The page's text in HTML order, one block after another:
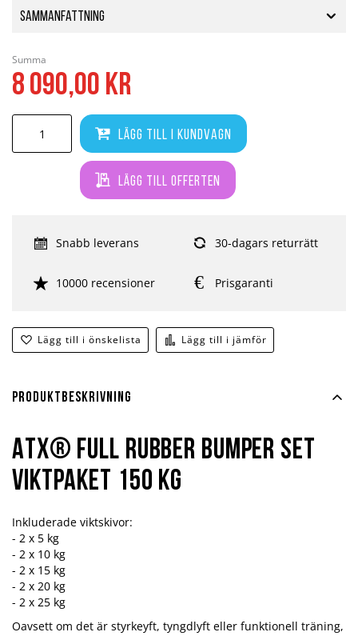
Lägg till i önskelista Lägg till i jämför
Snabb leverans 30-dagars returrätt
10000 recensioner Prisgaranti
Sammanfattning
Lägg till i kundvagn
Lägg till offerten
Summa
8 090,00 kr
Produktbeskrivning
ATX® Full Rubber Bumper set
Viktpaket 150 kg
Inkluderade viktskivor:
- 2 x 5 kg
- 2 x 10 kg
- 2 x 15 kg
- 2 x 20 kg
- 2 x 25 kg
Oavsett om det är styrkeyft, tyngdlyft eller funktionell träning,